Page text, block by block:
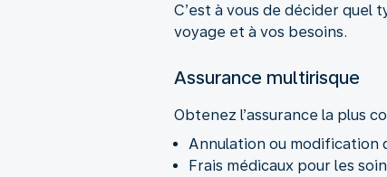
C’est à vous de décider quel
voyage et à vos besoins.
Assurance multirisque
Annulation ou modification
Frais médicaux pour les